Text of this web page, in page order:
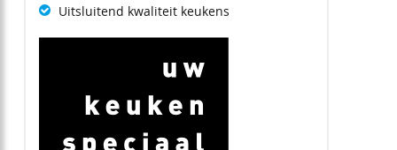
Uitsluitend kwaliteit keukens